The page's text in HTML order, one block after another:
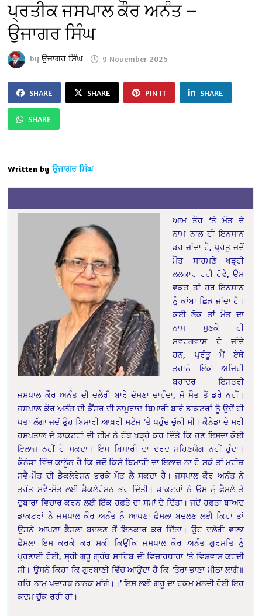
ਪ੍ਰਤੀਕ ਜਸਪਾਲ ਕੌਰ ਅਨੰਤ —
ਉਜਾਗਰ ਸਿੰਘ
byਉਜਾਗਰ ਸਿੰਘ 9 November 2025
SHARE SHARE PIN IT SHARE
SHARE
Written by ਉਜਾਗਰ ਸਿੰਘ
ਆਮ ਤੌਰ ‘ਤੇ ਮੌਤ ਦੇ
ਨਾਮ ਨਾਲ ਹੀ ਇਨਸਾਨ
ਡਰ ਜਾਂਦਾ ਹੈ, ਪ੍ਰੰਤੂ ਜਦੋਂ
ਮੌਤ ਸਾਹਮਣੇ ਖੜ੍ਹੀ
ਲਲਕਾਰ ਰਹੀ ਹੋਵੇ, ਉਸ
ਵਕਤ ਤਾਂ ਹਰ ਇਨਸਾਨ
ਨੂੰ ਕਾਂਬਾ ਛਿੜ ਜਾਂਦਾ ਹੈ।
ਕਈ ਲੋਕ ਤਾਂ ਮੌਤ ਦਾ
ਨਾਮ ਸੁਣਕੇ ਹੀ
ਸਵਰਗਵਾਸ ਹੋ ਜਾਂਦੇ
ਹਨ, ਪ੍ਰੰਤੂ ਮੈਂ ਏਥੇ
ਤੁਹਾਨੂੰ ਇੱਕ ਅਜਿਹੀ
ਬਹਾਦਰ ਇਸਤਰੀ
ਜਸਪਾਲ ਕੌਰ ਅਨੰਤ ਦੀ ਦਲੇਰੀ ਬਾਰੇ ਦੱਸਣਾ ਚਾਹੁੰਦਾ, ਜੋ ਮੌਤ ਤੋਂ ਡਰੇ ਨਹੀਂ।
ਜਸਪਾਲ ਕੌਰ ਅਨੰਤ ਦੀ ਕੈਂਸਰ ਦੀ ਨਾਮੁਰਾਦ ਬਿਮਾਰੀ ਬਾਰੇ ਡਾਕਟਰਾਂ ਨੂੰ ਉਦੋਂ ਹੀ
ਪਤਾ ਲੱਗਾ ਜਦੋਂ ਉਹ ਬਿਮਾਰੀ ਆਖ਼ਰੀ ਸਟੇਜ ‘ਤੇ ਪਹੁੰਚ ਚੁੱਕੀ ਸੀ। ਕੈਨੇਡਾ ਦੇ ਸਰੀ
ਹਸਪਤਾਲ ਦੇ ਡਾਕਟਰਾਂ ਦੀ ਟੀਮ ਨੇ ਹੱਥ ਖੜ੍ਹੇ ਕਰ ਦਿੱਤੇ ਕਿ ਹੁਣ ਇਸਦਾ ਕੋਈ
ਇਲਾਜ਼ ਨਹੀਂ ਹੋ ਸਕਦਾ। ਇਸ ਬਿਮਾਰੀ ਦਾ ਦਰਦ ਸਹਿਣਯੋਗ ਨਹੀਂ ਹੁੰਦਾ।
ਕੈਨੇਡਾ ਵਿੱਚ ਕਾਨੂੰਨ ਹੈ ਕਿ ਜਦੋਂ ਕਿਸੇ ਬਿਮਾਰੀ ਦਾ ਇਲਾਜ਼ ਨਾ ਹੋ ਸਕੇ ਤਾਂ ਮਰੀਜ਼
ਸਵੈ-ਮੌਤ ਦੀ ਡੈਕਲੇਰੇਸ਼ਨ ਭਰਕੇ ਮੌਤ ਲੈ ਸਕਦਾ ਹੈ। ਜਸਪਾਲ ਕੌਰ ਅਨੰਤ ਨੇ
ਤੁਰੰਤ ਸਵੈ-ਮੌਤ ਲਈ ਡੈਕਲੇਰੇਸ਼ਨ ਭਰ ਦਿੱਤੀ। ਡਾਕਟਰਾਂ ਨੇ ਉਸ ਨੂੰ ਫ਼ੈਸਲੇ ਤੇ
ਦੁਬਾਰਾ ਵਿਚਾਰ ਕਰਨ ਲਈ ਇੱਕ ਹਫ਼ਤੇ ਦਾ ਸਮਾਂ ਦੇ ਦਿੱਤਾ। ਜਦੋਂ ਹਫ਼ਤਾ ਬਾਅਦ
ਡਾਕਟਰਾਂ ਨੇ ਜਸਪਾਲ ਕੌਰ ਅਨੰਤ ਨੂੰ ਆਪਣਾ ਫ਼ੈਸਲਾ ਬਦਲਣ ਲਈ ਕਿਹਾ ਤਾਂ
ਉਸਨੇ ਆਪਣਾ ਫ਼ੈਸਲਾ ਬਦਲਣ ਤੋਂ ਇਨਕਾਰ ਕਰ ਦਿੱਤਾ। ਉਹ ਦਲੇਰੀ ਵਾਲਾ
ਫ਼ੈਸਲਾ ਇਸ ਕਰਕੇ ਕਰ ਸਕੀ ਕਿਉਂਕਿ ਜਸਪਾਲ ਕੌਰ ਅਨੰਤ ਗੁਰਮਤਿ ਨੂੰ
ਪ੍ਰਣਾਈ ਹੋਈ, ਸ੍ਰੀ ਗੁਰੂ ਗ੍ਰੰਥ ਸਾਹਿਬ ਦੀ ਵਿਚਾਰਧਾਰਾ ‘ਤੇ ਵਿਸ਼ਵਾਸ਼ ਕਰਦੀ
ਸੀ। ਉਸਨੇ ਕਿਹਾ ਕਿ ਗੁਰਬਾਣੀ ਵਿੱਚ ਆਉਂਦਾ ਹੈ ਕਿ ‘ਤੇਰਾ ਭਾਣਾ ਮੀਠਾ ਲਾਗੈ॥
ਹਰਿ ਨਾਮੁ ਪਦਾਰਥੁ ਨਾਨਕ ਮਾਂਗੇ।।’ ਇਸ ਲਈ ਗੁਰੂ ਦਾ ਹੁਕਮ ਮੰਨਦੀ ਹੋਈ ਇਹ
ਕਦਮ ਚੁੱਕ ਰਹੀ ਹਾਂ।